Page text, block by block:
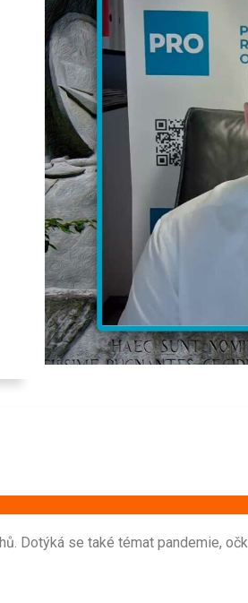
Dotýká se také témat pandemie,